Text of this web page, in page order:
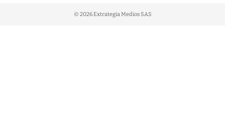
© 2026 Extrategia Medios SAS